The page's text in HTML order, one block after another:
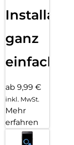
Installation
ganz
einfach
ab 9,99 €
inkl. MwSt.
Mehr
erfahren